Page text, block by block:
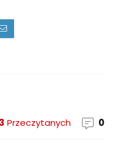
Przeczytanych 0